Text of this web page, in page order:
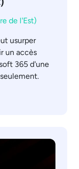
de l'Est)
usurper
un accès
365 d'une